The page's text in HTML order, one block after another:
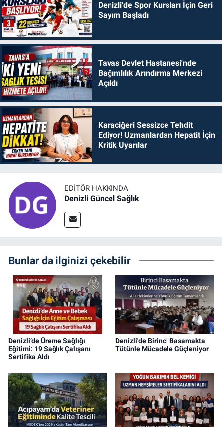
Denizli'de Spor Kursları İçin Geri
Sayım Başladı
Tavas Devlet Hastanesi'nde
Bağımlılık Arındırma Merkezi
Açıldı
Karaciğeri Sessizce Tehdit
Ediyor! Uzmanlardan Hepatit İçin
Kritik Uyarılar
EDITÖR HAKKINDA
Denizli Güncel Sağlık
Bunlar da ilginizi çekebilir
Denizli’de Üreme Sağlığı
Eğitimi: 19 Sağlık Çalışanı
Sertifika Aldı
Denizli'de Birinci Basamakta
Tütünle Mücadele Güçleniyor